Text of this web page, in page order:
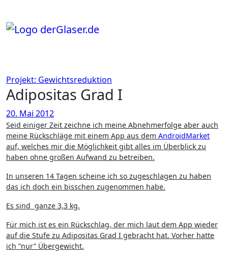
springen
Projekt: Gewichtsreduktion
Adipositas Grad I
20. Mai 2012
Seid einiger Zeit zeichne ich meine Abnehmerfolge aber auch
meine Rückschläge mit einem App aus dem AndroidMarket
auf, welches mir die Möglichkeit gibt alles im Überblick zu
haben ohne großen Aufwand zu betreiben.
In unseren 14 Tagen scheine ich so zugeschlagen zu haben
das ich doch ein bisschen zugenommen habe.
Es sind ganze 3,3 kg.
Für mich ist es ein Rückschlag, der mich laut dem App wieder
auf die Stufe zu Adipositas Grad I gebracht hat. Vorher hatte
ich “nur” Übergewicht.